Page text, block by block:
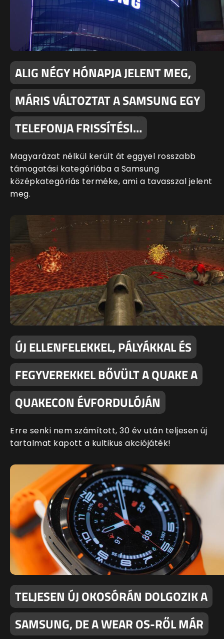
ALIG NÉGY HÓNAPJA JELENT MEG,
MÁRIS VÁLTOZTAT A SAMSUNG EGY
TELEFONJA FRISSÍTÉSI…
Magyarázat nélkül került át eggyel rosszabb
támogatási kategóriába a Samsung
középkategóriás terméke, ami a tavasszal jelent
meg.
ÚJ ELLENFELEKKEL, PÁLYÁKKAL ÉS
FEGYVEREKKEL BŐVÜLT A QUAKE A
QUAKECON ÉVFORDULÓJÁN
Erre senki nem számított, 30 év után teljesen új
tartalmat kapott a kultikus akciójáték!
TELJESEN ÚJ OKOSÓRÁN DOLGOZIK A
SAMSUNG, DE A WEAR OS-RŐL MÁR